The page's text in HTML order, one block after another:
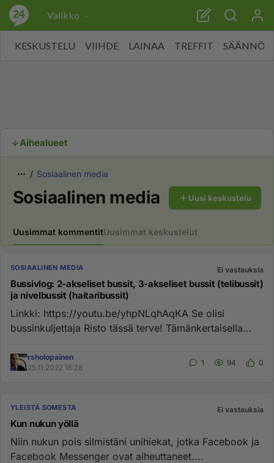
Valikko
KESKUSTELU VIIHDE LAINAA TREFFIT SÄÄNNÖT
Aihealueet
Sosiaalinen media
Sosiaalinen media Uusi keskustelu
Uusimmat kommentitUusimmat keskustelut
SOSIAALINEN MEDIA Ei vastauksia
Bussivlog: 2-akseliset bussit, 3-akseliset bussit (telibussit)
ja nivelbussit (haitaribussit)
Linkki: https://youtu.be/yhpNLqhAqKA Se olisi
bussinkuljettaja Risto tässä terve! Tämänkertaisella
rsholopainen
25.11.2022 16:28
1 94 0
YLEISTÄ SOMESTA Ei vastauksia
Kun nukun yöllä
Niin nukun pois silmistäni unihiekat, jotka Facebook ja
Facebook Messenger ovat aiheuttaneet....